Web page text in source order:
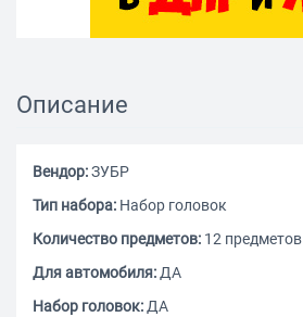
Описание
Вендор:ЗУБР
Тип набора: Набор головок
Количество предметов: 12 предметов
Для автомобиля:ДА
Набор головок:ДА